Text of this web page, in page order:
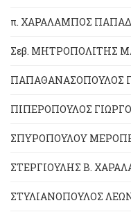
π. ΧΑΡΑΛΑΜΠΟΣ
Σεβ. ΜΗΤΡΟΠΟΛΙΤΗΣ
ΠΑΠΑΘΑΝΑΣΟΠΟΥΛΟΣ
ΠΙΠΕΡΟΠΟΥΛΟΣ
ΣΠΥΡΟΠΟΥΛΟΥ
ΣΤΕΡΓΙΟΥΛΗΣ Β.
ΣΤΥΛΙΑΝΟΠΟΥΛΟΣ